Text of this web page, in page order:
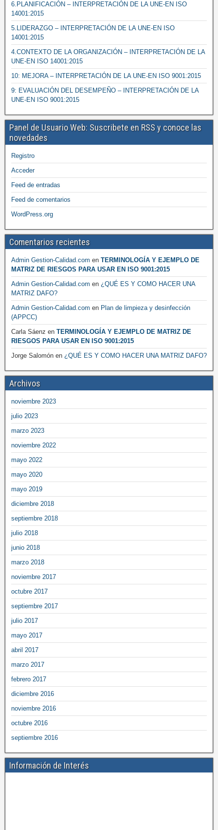
6.PLANIFICACIÓN – INTERPRETACIÓN DE LA UNE-EN ISO
14001:2015
5.LIDERAZGO – INTERPRETACIÓN DE LA UNE-EN ISO
14001:2015
4.CONTEXTO DE LA ORGANIZACIÓN – INTERPRETACIÓN DE LA
UNE-EN ISO 14001:2015
10: MEJORA – INTERPRETACIÓN DE LA UNE-EN ISO 9001:2015
9: EVALUACIÓN DEL DESEMPEÑO – INTERPRETACIÓN DE LA
UNE-EN ISO 9001:2015
Panel de Usuario Web: Suscribete en RSS y conoce las
novedades
Registro
Acceder
Feed de entradas
Feed de comentarios
WordPress.org
Comentarios recientes
Admin Gestion-Calidad.com en TERMINOLOGÍA Y EJEMPLO DE
MATRIZ DE RIESGOS PARA USAR EN ISO 9001:2015
Admin Gestion-Calidad.com en ¿QUÉ ES Y COMO HACER UNA
MATRIZ DAFO?
Admin Gestion-Calidad.com en Plan de limpieza y desinfección
(APPCC)
Carla Sáenz en TERMINOLOGÍA Y EJEMPLO DE MATRIZ DE
RIESGOS PARA USAR EN ISO 9001:2015
Jorge Salomón en ¿QUÉ ES Y COMO HACER UNA MATRIZ DAFO?
Archivos
noviembre 2023
julio 2023
marzo 2023
noviembre 2022
mayo 2022
mayo 2020
mayo 2019
diciembre 2018
septiembre 2018
julio 2018
junio 2018
marzo 2018
noviembre 2017
octubre 2017
septiembre 2017
julio 2017
mayo 2017
abril 2017
marzo 2017
febrero 2017
diciembre 2016
noviembre 2016
octubre 2016
septiembre 2016
Información de Interés